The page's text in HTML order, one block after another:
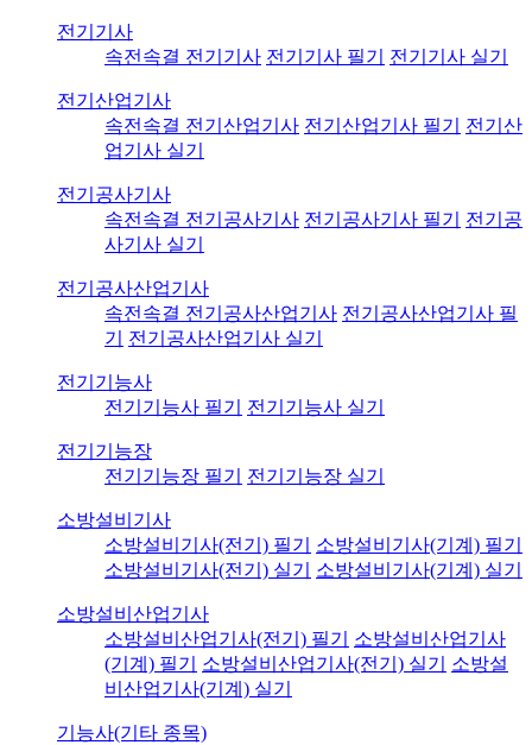
전기기사
속전속결 전기기사 전기기사 필기 전기기사 실기
전기산업기사
속전속결 전기산업기사 전기산업기사 필기
전기산
업기사 실기
전기공사기사
속전속결 전기공사기사 전기공사기사 필기
전기공
사기사 실기
전기공사산업기사
속전속결 전기공사산업기사 전기공사산업기사 필
기
전기공사산업기사 실기
전기기능사
전기기능사 필기
전기기능사 실기
전기기능장
전기기능장 필기
전기기능장 실기
소방설비기사
소방설비기사(전기) 필기
소방설비기사(기계) 필기
소방설비기사(전기) 실기
소방설비기사(기계) 실기
소방설비산업기사
소방설비산업기사(전기) 필기
소방설비산업기사
(기계) 필기
소방설비산업기사(전기) 실기
소방설
비산업기사(기계) 실기
기능사(기타 종목)